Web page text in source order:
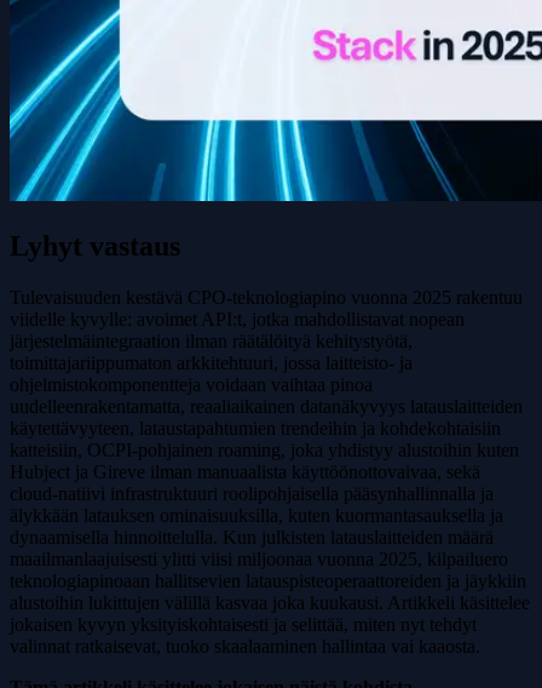
Lyhyt vastaus
Tulevaisuuden kestävä CPO-teknologiapino vuonna 2025 rakentuu
viidelle kyvylle: avoimet API:t, jotka mahdollistavat nopean
järjestelmäintegraation ilman räätälöityä kehitystyötä,
toimittajariippumaton arkkitehtuuri, jossa laitteisto- ja
ohjelmistokomponentteja voidaan vaihtaa pinoa
uudelleenrakentamatta, reaaliaikainen datanäkyvyys latauslaitteiden
käytettävyyteen, lataustapahtumien trendeihin ja kohdekohtaisiin
katteisiin, OCPI-pohjainen roaming, joka yhdistyy alustoihin kuten
Hubject ja Gireve ilman manuaalista käyttöönottovaivaa, sekä
cloud-natiivi infrastruktuuri roolipohjaisella pääsynhallinnalla ja
älykkään latauksen ominaisuuksilla, kuten kuormantasauksella ja
dynaamisella hinnoittelulla. Kun julkisten latauslaitteiden määrä
maailmanlaajuisesti ylitti viisi miljoonaa vuonna 2025, kilpailuero
teknologiapinoaan hallitsevien latauspisteoperaattoreiden ja jäykkiin
alustoihin lukittujen välillä kasvaa joka kuukausi. Artikkeli käsittelee
jokaisen kyvyn yksityiskohtaisesti ja selittää, miten nyt tehdyt
valinnat ratkaisevat, tuoko skaalaaminen hallintaa vai kaaosta.